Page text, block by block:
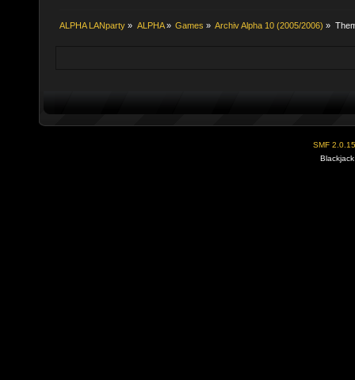
ALPHA LANparty » ALPHA» Games » Archiv Alpha 10 (2005/2006) »
SMF 2.0.15